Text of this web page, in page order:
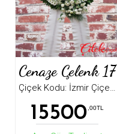
Cenaze Çelenk 17
Çiçek Kodu: İzmir Çiçek5225
15500 ,00TL